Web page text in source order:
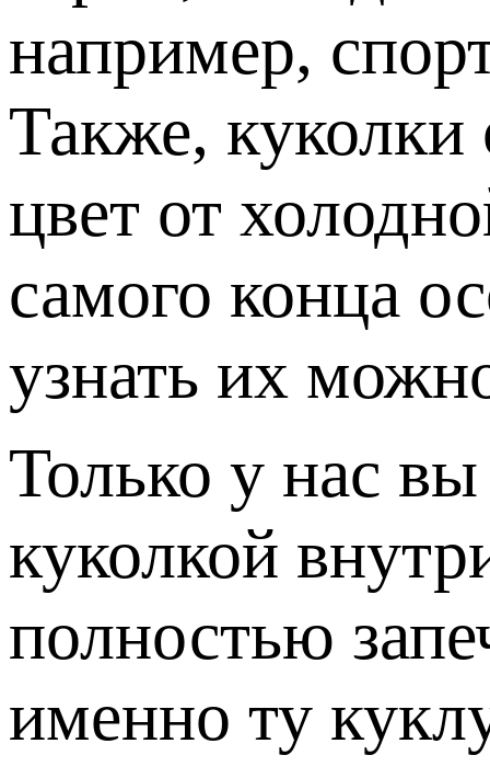
например,
Также,
цвет от
самого конца
узнать их
Только у нас
куколкой
полностью
именно ту